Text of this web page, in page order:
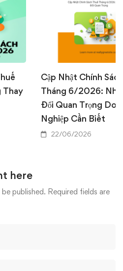
Thay
Cập Nhật Chính
Tháng 6/2026:
Đổi Quan Trọng
Nghiệp Cần Biết
22/06/2026
here
published. Required fields are